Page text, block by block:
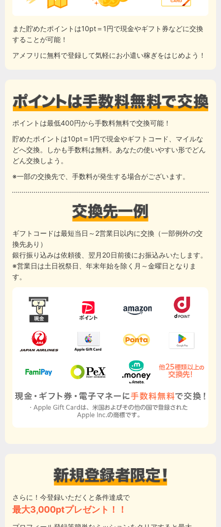
また貯めたポイントは10pt＝1円で現金やギフト券などに交換
することが可能！
アメフリに無料で登録して気軽にお小遣い稼ぎをはじめよう！
ポイントは最低400円から手数料無料で交換可能！
貯めたポイントは10pt＝1円で現金やギフトコード、マイルな
どへ交換。しかも手数料は無料。あなたの使いやすい形でどん
どん交換しよう。
※一部の交換先で、手数料が発生する場合がございます。
ギフトコードは最短当日～2営業日以内に交換（一部例外の交
換先あり）
銀行振り込みは依頼後、翌月20日前後にお振込みいたします。
※営業日は土日祝祭日、年末年始を除く月～金曜日となりま
す。
さらに！今登録いただくと条件達成で
最大3,000ptプレゼント！！